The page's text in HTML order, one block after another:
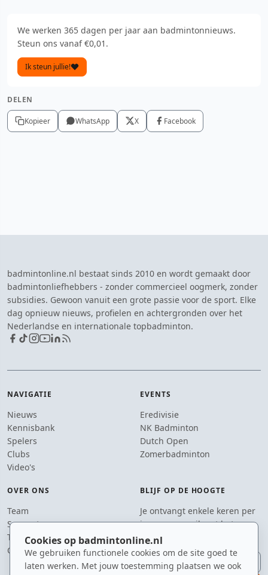
Cookies op badmintonline.nl
We gebruiken functionele cookies om de site goed te
laten werken. Met jouw toestemming plaatsen we ook
We werken 365 dagen per jaar aan badmintonnieuws.
Steun ons vanaf €0,01.
Ik steun jullie!
DELEN
Kopieer WhatsApp X Facebook
badmintonline.nl bestaat sinds 2010 en wordt gemaakt door
badmintonliefhebbers - zonder commercieel oogmerk, zonder
subsidies. Gewoon vanuit een grote passie voor de sport. Elke
dag opnieuw nieuws, profielen en achtergronden over het
Nederlandse en internationale topbadminton.
NAVIGATIE
Nieuws
Kennisbank
Spelers
Clubs
Video's
EVENTS
Eredivisie
NK Badminton
Dutch Open
Zomerbadminton
OVER ONS
Team
Supporters
Tip de redactie
Contact
BLIJF OP DE HOOGTE
Je ontvangt enkele keren per
jaar een e-mail met het
laatste badmintonnieuws.
E-mailadres